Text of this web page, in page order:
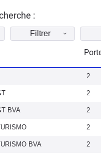
:
Filtrer
2
2
BVA 2
2
BVA 2